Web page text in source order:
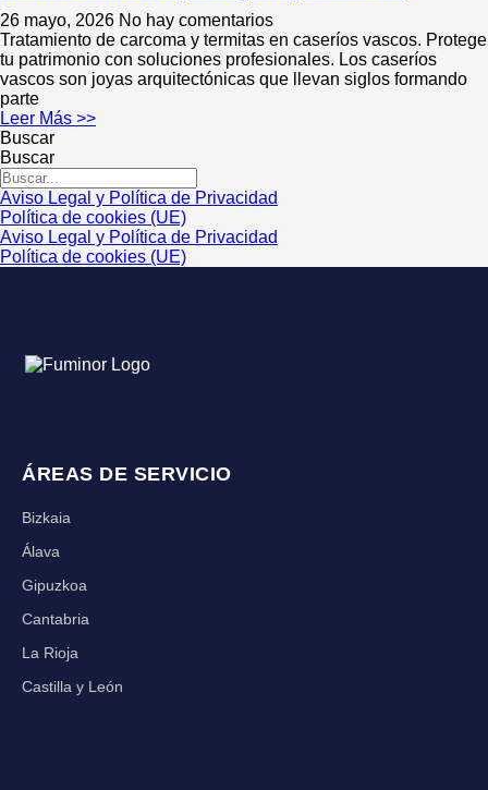
26 mayo, 2026 No hay comentarios
Tratamiento de carcoma y termitas en caseríos vascos. Protege
tu patrimonio con soluciones profesionales. Los caseríos
vascos son joyas arquitectónicas que llevan siglos formando
parte
Leer Más >>
Buscar
Buscar
Aviso Legal y Política de Privacidad
Política de cookies (UE)
Aviso Legal y Política de Privacidad
Política de cookies (UE)
ÁREAS DE SERVICIO
Bizkaia
Álava
Gipuzkoa
Cantabria
La Rioja
Castilla y León